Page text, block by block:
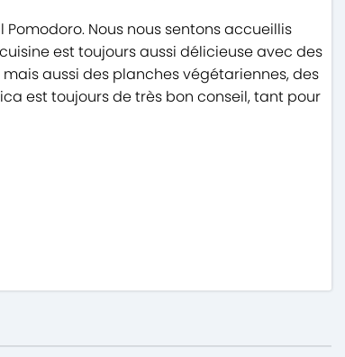
Nous nous sentons accueillis
est toujours aussi délicieuse avec des
aussi des planches végétariennes, des
est toujours de très bon conseil, tant pour